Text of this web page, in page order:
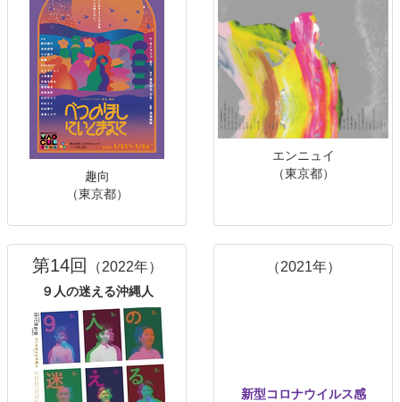
趣向
（東京都）
エンニュイ
（東京都）
第14回 （2022年）
９人の迷える沖縄人
（2021年）
新型コロナウイルス感